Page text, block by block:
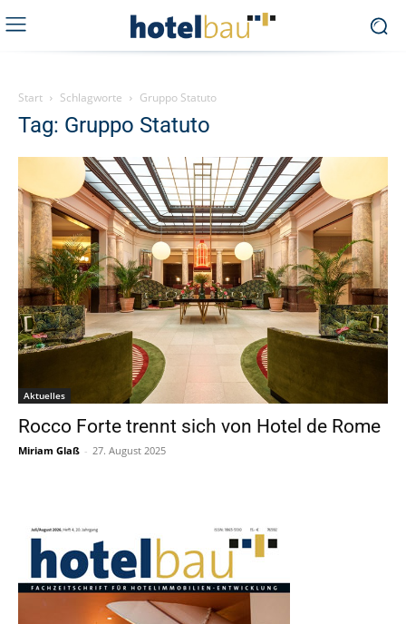
Start Schlagworte Gruppo Statuto
Tag: Gruppo Statuto
Aktuelles
Rocco Forte trennt sich von Hotel de Rome
Miriam Glaß - 27. August 2025